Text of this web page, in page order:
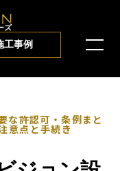
ズ
工事例
な許認可・条例まと
意点と手続き